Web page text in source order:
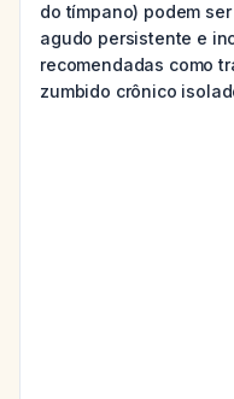
do tímpano) podem
agudo persistente e
recomendadas como
zumbido crônico